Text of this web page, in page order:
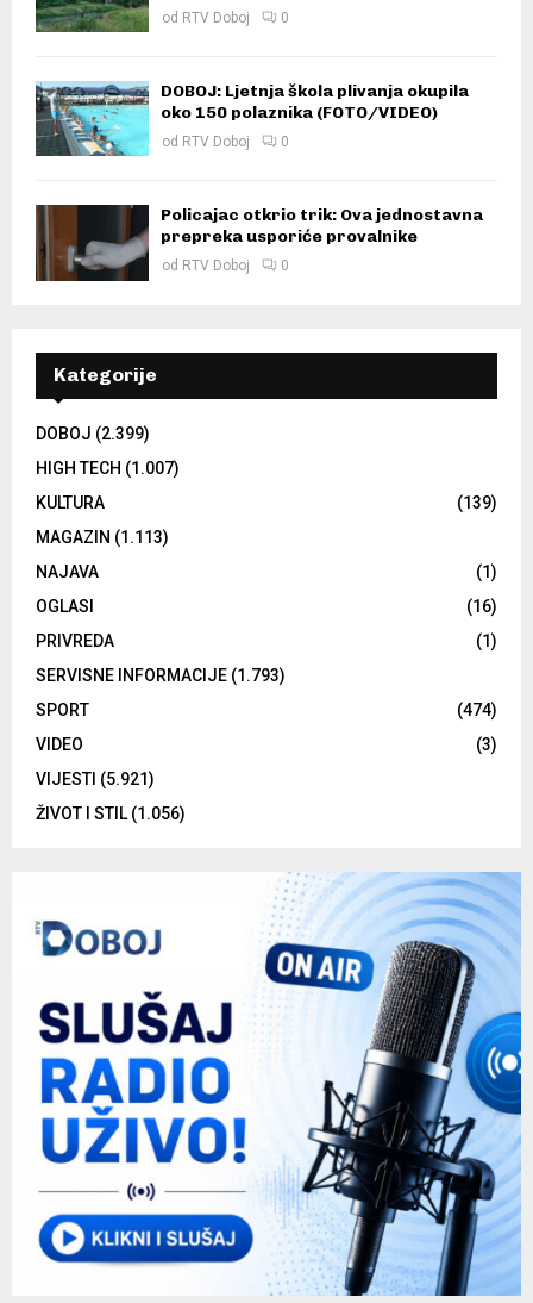
od RTV Doboj 0
DOBOJ: Ljetnja škola plivanja okupila
oko 150 polaznika (FOTO/VIDEO)
od RTV Doboj 0
Policajac otkrio trik: Ova jednostavna
prepreka usporiće provalnike
od RTV Doboj 0
Kategorije
DOBOJ (2.399)
HIGH TECH (1.007)
KULTURA
(139)
MAGAZIN (1.113)
NAJAVA
(1)
OGLASI
(16)
PRIVREDA
(1)
SERVISNE INFORMACIJE (1.793)
SPORT
(474)
VIDEO
(3)
VIJESTI (5.921)
ŽIVOT I STIL (1.056)